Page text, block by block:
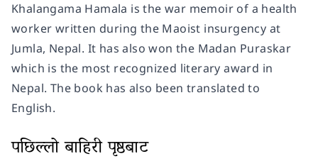
Khalangama Hamala is the war memoir of a health
worker written during the Maoist insurgency at
Jumla, Nepal. It has also won the Madan Puraskar
which is the most recognized literary award in
Nepal. The book has also been translated to
English.
पछिल्लो बाहिरी पृष्ठबाट